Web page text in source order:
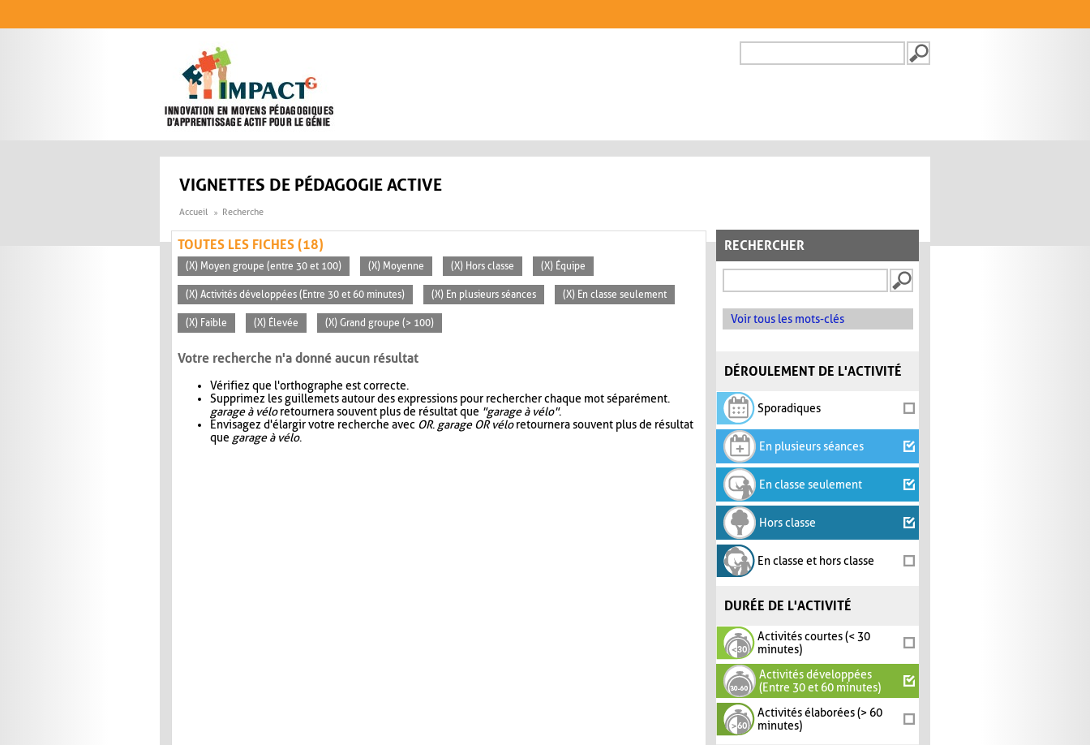
FORMULAIRE DE
VIGNETTES DE PÉDAGOGIE ACTIVE
Accueil Recherche
RECHERCHER
Voir tous les mots-clés
DÉROULEMENT DE L'ACTIVITÉ
Sporadiques
En plusieurs séances
En classe seulement
Hors classe
En classe et hors classe
DURÉE DE L'ACTIVITÉ
Activités courtes (< 30
minutes)
Activités développées
(Entre 30 et 60 minutes)
Activités élaborées (> 60
minutes)
TOUTES LES FICHES (18)
(X) Moyen groupe (entre 30 et 100) (X) Moyenne (X) Hors classe (X) Équipe
(X) Activités développées (Entre 30 et 60 minutes) (X) En plusieurs séances (X) En classe seulement
(X) Faible (X) Élevée (X) Grand groupe (> 100)
Votre recherche n'a donné aucun résultat
Vérifiez que l'orthographe est correcte.
Supprimez les guillemets autour des expressions pour rechercher chaque mot séparément.
garage à véloretournera souvent plus de résultat que "garage à vélo".
Envisagez d'élargir votre recherche avec OR. garage OR véloretournera souvent plus de résultat
que garage à vélo.